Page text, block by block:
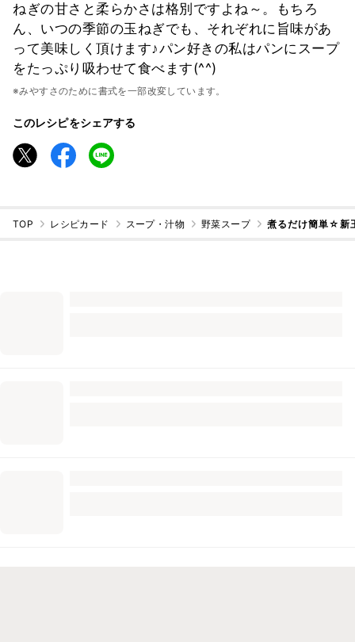
ねぎの甘さと柔らかさは格別ですよね～。もちろ
ん、いつの季節の玉ねぎでも、それぞれに旨味があ
って美味しく頂けます♪パン好きの私はパンにスープ
をたっぷり吸わせて食べます(^^)
※みやすさのために書式を一部改変しています。
このレシピをシェアする
TOP レシピカード スープ・汁物 野菜スープ 煮るだけ簡単☆新